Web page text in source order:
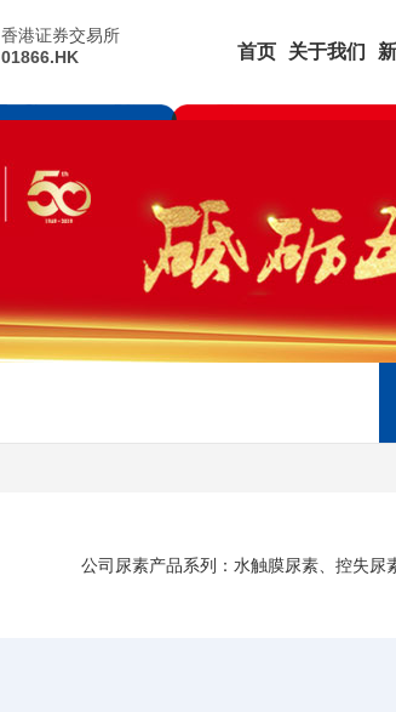
香港证券交易所
01866.HK
首页 关于我们
公司尿素产品系列：水触膜尿素、控失尿